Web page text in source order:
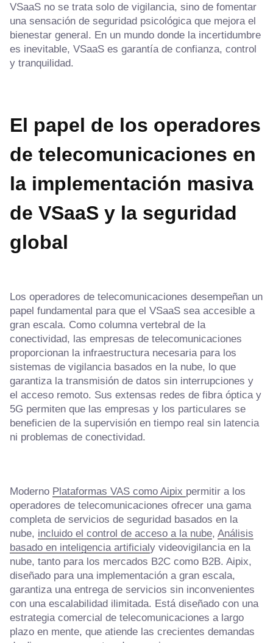
VSaaS no se trata solo de vigilancia, sino de fomentar
una sensación de seguridad psicológica que mejora el
bienestar general. En un mundo donde la incertidumbre
es inevitable, VSaaS es garantía de confianza, control
y tranquilidad.
El papel de los operadores
de telecomunicaciones en
la implementación masiva
de VSaaS y la seguridad
global
Los operadores de telecomunicaciones desempeñan un
papel fundamental para que el VSaaS sea accesible a
gran escala. Como columna vertebral de la
conectividad, las empresas de telecomunicaciones
proporcionan la infraestructura necesaria para los
sistemas de vigilancia basados en la nube, lo que
garantiza la transmisión de datos sin interrupciones y
el acceso remoto. Sus extensas redes de fibra óptica y
5G permiten que las empresas y los particulares se
beneficien de la supervisión en tiempo real sin latencia
ni problemas de conectividad.
Moderno Plataformas VAS como Aipix permitir a los
operadores de telecomunicaciones ofrecer una gama
completa de servicios de seguridad basados en la
nube, incluido el control de acceso a la nube, Análisis
basado en inteligencia artificialy videovigilancia en la
nube, tanto para los mercados B2C como B2B. Aipix,
diseñado para una implementación a gran escala,
garantiza una entrega de servicios sin inconvenientes
con una escalabilidad ilimitada. Está diseñado con una
estrategia comercial de telecomunicaciones a largo
plazo en mente, que atiende las crecientes demandas